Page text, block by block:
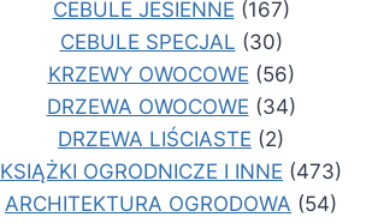
CEBULE JESIENNE (167)
CEBULE SPECJAL (30)
KRZEWY OWOCOWE (56)
DRZEWA OWOCOWE (34)
DRZEWA LIŚCIASTE (2)
KSIĄŻKI OGRODNICZE I INNE (473)
ARCHITEKTURA OGRODOWA (54)